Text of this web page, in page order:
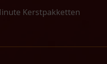
Kerstpakketten